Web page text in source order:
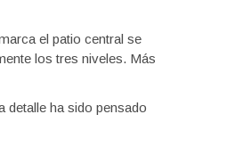
el patio central se
los tres niveles. Más
detalle ha sido pensado